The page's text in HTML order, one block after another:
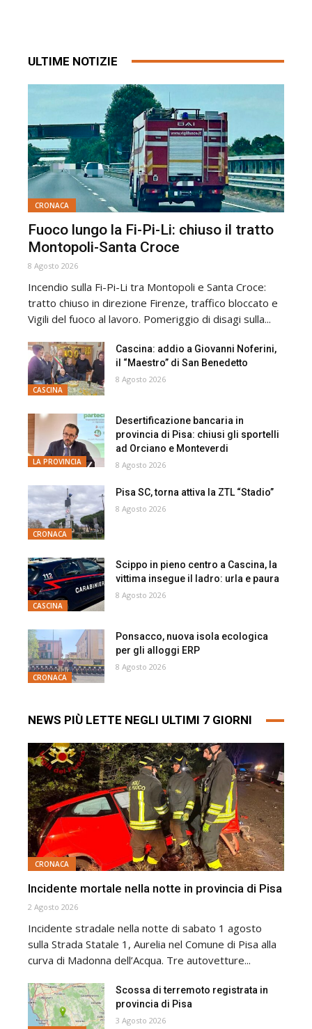
ULTIME NOTIZIE
CRONACA
Fuoco lungo la Fi-Pi-Li: chiuso il tratto
Montopoli-Santa Croce
8 Agosto 2026
Incendio sulla Fi-Pi-Li tra Montopoli e Santa Croce:
tratto chiuso in direzione Firenze, traffico bloccato e
Vigili del fuoco al lavoro. Pomeriggio di disagi sulla...
CASCINA
Cascina: addio a Giovanni Noferini,
il “Maestro” di San Benedetto
8 Agosto 2026
LA PROVINCIA
Desertificazione bancaria in
provincia di Pisa: chiusi gli sportelli
ad Orciano e Monteverdi
8 Agosto 2026
CRONACA
Pisa SC, torna attiva la ZTL “Stadio”
8 Agosto 2026
CASCINA
Scippo in pieno centro a Cascina, la
vittima insegue il ladro: urla e paura
8 Agosto 2026
CRONACA
Ponsacco, nuova isola ecologica
per gli alloggi ERP
8 Agosto 2026
NEWS PIÙ LETTE NEGLI ULTIMI 7 GIORNI
CRONACA
Incidente mortale nella notte in provincia di Pisa
2 Agosto 2026
Incidente stradale nella notte di sabato 1 agosto
sulla Strada Statale 1, Aurelia nel Comune di Pisa alla
curva di Madonna dell’Acqua. Tre autovetture...
Scossa di terremoto registrata in
provincia di Pisa
3 Agosto 2026